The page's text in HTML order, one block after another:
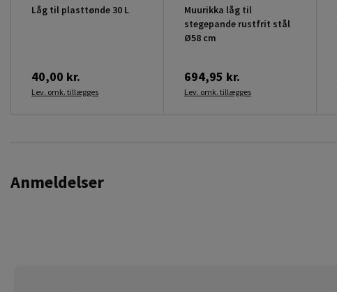
Låg til plasttønde 30 L
40,00 kr.
Lev. omk. tillægges
Muurikka låg til
stegepande rustfrit stål
Ø58 cm
694,95 kr.
Lev. omk. tillægges
Anmeldelser